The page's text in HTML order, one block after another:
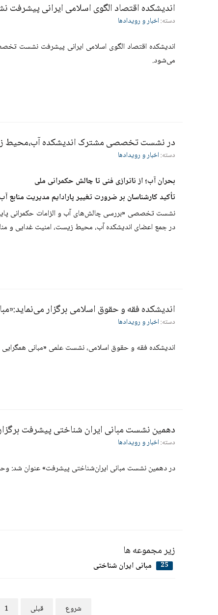
اندیشکده اقتصاد الگوی اسلامی ایرانی
دسته:اخبار و رویدادها
می‌شود.
در نشست تخصصی مشترک اندیشکده آب،محیط
دسته:اخبار و رویدادها
بحران آب؛ از ناترازی فنی تا چالش حکمرانی ملی
تأکید کارشناسان بر ضرورت تغییر پارادایم مدیریت منابع
نشست تخصصی «بررسی چالش‌های آب و الزامات حکمرانی
در جمع اعضای اندیشکده آب، محیط زیست، امنیت غدایی و
اندیشکده فقه و حقوق اسلامی برگزار
دسته:اخبار و رویدادها
اندیشکده فقه و حقوق اسلامی، نشست علمی «مبانی همگرایی و نتایج حقوقی مترتب بر آن در
دهمین نشست مبانی ایران شناختی پیشرفت
دسته:اخبار و رویدادها
در دهمین نشست مبانی ایران‌شناختی پیشرفت» عنوان شد:
زیر مجموعه ها
25 مبانی ایران شناختی
شروع قبلی 1